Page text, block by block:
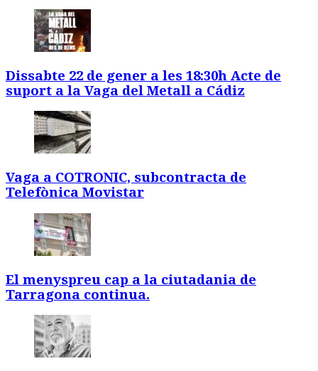
Dissabte 22 de gener a les 18:30h Acte de
suport a la Vaga del Metall a Cádiz
Vaga a COTRONIC, subcontracta de
Telefònica Movistar
El menyspreu cap a la ciutadania de
Tarragona continua.